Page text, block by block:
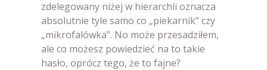
zdelegowany niżej w hierarchii oznacza
absolutnie tyle samo co „piekarnik” czy
„mikrofalówka”. No może przesadziłem,
ale co możesz powiedzieć na to takie
hasło, oprócz tego, że to fajne?